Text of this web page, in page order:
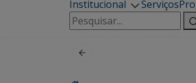
Institucional Serviços
Pesquisar
por: